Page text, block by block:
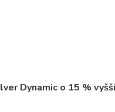
Dynamic o 15 %